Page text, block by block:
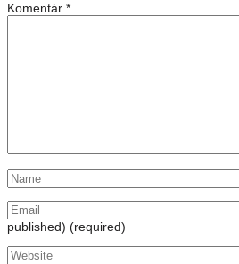
Komentár *
published) (required)